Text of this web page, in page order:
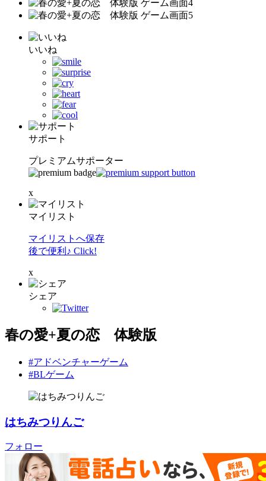
いいね
サポート
プレミアムサポーター
x
マイリスト
マイリストへ保存
後で便利♪ Click!
x
シェア
春の愛+夏の恋 体験版
#アドベンチャーゲーム
#BLゲーム
はちみつりんご
フォロー